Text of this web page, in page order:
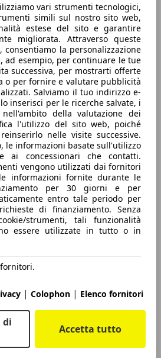
vari strumenti tecnologici,
simili sul nostro sito web,
estese del sito e garantire
migliorata. Attraverso queste
consentiamo la personalizzazione
ad esempio, per continuare le tue
successiva, per mostrarti offerte
o per fornire e valutare pubblicità
Salviamo il tuo indirizzo e-
inserisci per le ricerche salvate, i
della valutazione dei
l'utilizzo del sito web, poiché
nelle visite successive.
le informazioni basate sull'utilizzo
ai concessionari che contatti.
vengono utilizzati dai fornitori
informazioni fornite durante le
per 30 giorni e per
entro tale periodo per
di finanziamento. Senza
strumenti, tali funzionalità
essere utilizzate in tutto o in
| Colophon | Elenco fornitori
di
Accetta tutto